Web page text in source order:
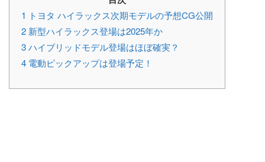
1 トヨタ ハイラックス次期モデルの予想CG公開
2 新型ハイラックス登場は2025年か
3ハイブリッドモデル登場はほぼ確実？
4 電動ピックアップは登場予定！